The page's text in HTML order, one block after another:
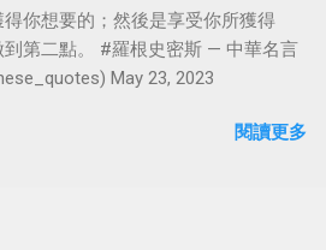
你想要的；然後是享受你所獲得
第二點。 #羅根史密斯 — 中華名言
May 23, 2023
閱讀更多